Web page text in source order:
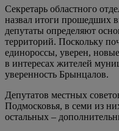
Секретарь областного
назвал итоги прошедших
депутаты определяют
территорий. Поскольку
единороссы, уверен,
в интересах жителей
уверенность Брынцалов.
Депутатов местных
Подмосковья, в семи из
остальных –